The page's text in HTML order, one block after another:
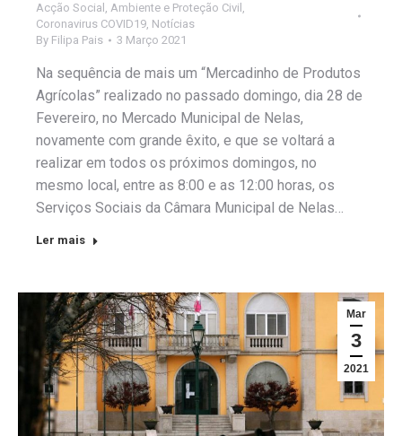
Acção Social , Ambiente e Proteção Civil ,
Coronavirus COVID19, Notícias
By Filipa Pais 3 Março 2021
Na sequência de mais um “Mercadinho de Produtos
Agrícolas” realizado no passado domingo, dia 28 de
Fevereiro, no Mercado Municipal de Nelas,
novamente com grande êxito, e que se voltará a
realizar em todos os próximos domingos, no
mesmo local, entre as 8:00 e as 12:00 horas, os
Serviços Sociais da Câmara Municipal de Nelas…
Ler mais
Mar
3
2021